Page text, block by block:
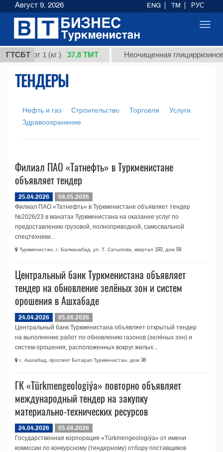
ГТСБТ
сорт 1 (кг.) 37,8 ТМТ Неочищенная
ТЕНДЕРЫ
Нефть и газ Строительство Торговля
Услуги
Здравоохранение
Филиал ПАО «Татнефть» в Туркменистане
объявляет тендер
25.04.2026
08.05.2026
Филиал ПАО «Татнефть» в Туркменистане объявляет тендер
№2026/23 в манатах Туркменистана на оказание услуг по
предоставлению грузовой, полноприводной, самосвальной
спецтехники...
Туркменистан, г. Балканабад, ул. Т. Сатылова, квартал 150, дом 59
Центральный банк Туркменистана объявляет
тендер на обновление зелёных зон и систем
орошения в Ашхабаде
24.04.2026
05.06.2026
Центральный банк Туркменистана объявляет открытый тендер
на выполнение работ по обновлению газонов (зелёных зон) и
систем орошения, расположенных вокруг жилых...
г. Ашхабад, проспект Битарап Туркменистан, дом 36
ГК «Türkmengeologiýa» повторно объявляет
международный тендер на закупку
материально-технических ресурсов
24.04.2026
05.06.2026
Государственная корпорация «Türkmengeologiýa» от имени
комиссии по конкурсному (тендерному) отбору поставщиков
Август 9, 2026 ENG TM РУС